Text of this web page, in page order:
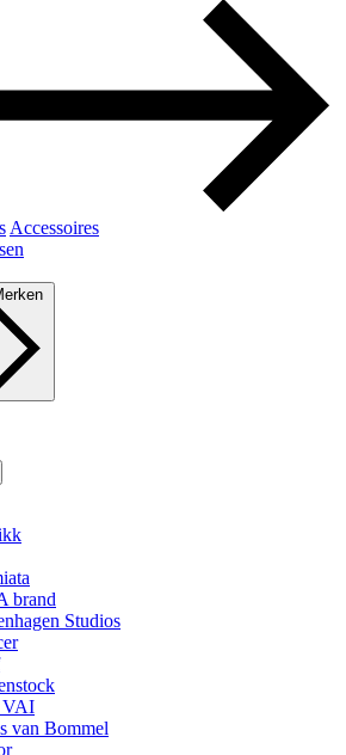
Accessoires
brand
Studios
van Bommel